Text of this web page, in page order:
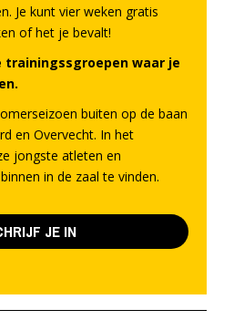
Je kunt vier weken gratis
of het je bevalt!
trainingssgroepen waar je
buiten op de baan
en Overvecht. In het
jongste atleten en
in de zaal te vinden.
JE IN